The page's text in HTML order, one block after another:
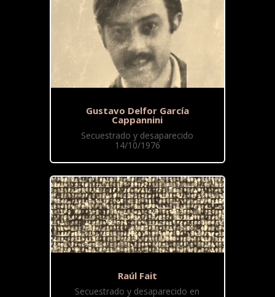
Gustavo Delfor García
Cappannini
Secuestrado y desaparecido
14/10/1976
Raúl Fait
Secuestrado y desaparecido en